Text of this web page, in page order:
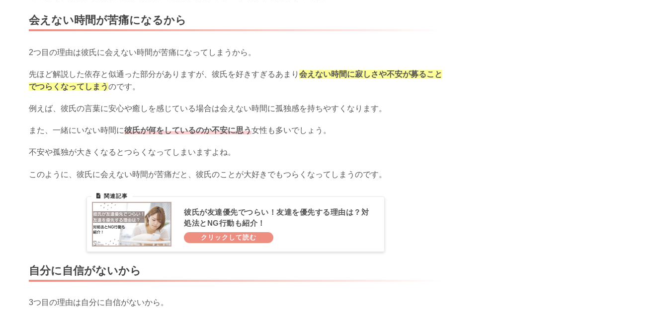
会えない時間が苦痛になるから
2つ目の理由は彼氏に会えない時間が苦痛になってしまうから。
先ほど解説した依存と似通った部分がありますが、彼氏を好きすぎるあまり 会えない時間に寂しさや不安が募ること
でつらくなってしまうのです。
例えば、彼氏の言葉に安心や癒しを感じている場合は会えない時間に孤独感を持ちやすくなります。
また、一緒にいない時間に彼氏が何をしているのか不安に思う女性も多いでしょう。
不安や孤独が大きくなるとつらくなってしまいますよね。
このように、彼氏に会えない時間が苦痛だと、彼氏のことが大好きでもつらくなってしまうのです。
彼氏が友達優先でつらい！友達を優先する理由は？対
処法とNG行動も紹介！
自分に自信がないから
3つ目の理由は自分に自信がないから。